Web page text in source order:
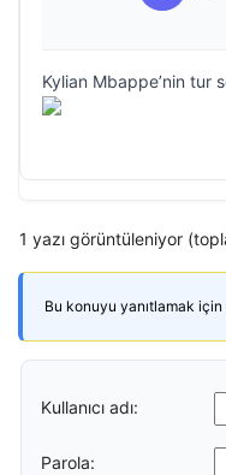
Kylian Mbappe’nin tur
1 yazı görüntüleniyor
Bu konuyu yanıtlamak için
Kullanıcı adı:
Parola: